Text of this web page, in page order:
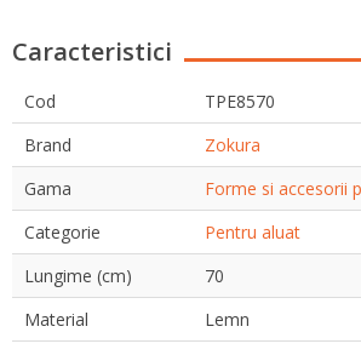
Caracteristici
Cod
TPE8570
Brand
Zokura
Gama
Forme si accesorii
Categorie
Pentru aluat
Lungime (cm)
70
Material
Lemn